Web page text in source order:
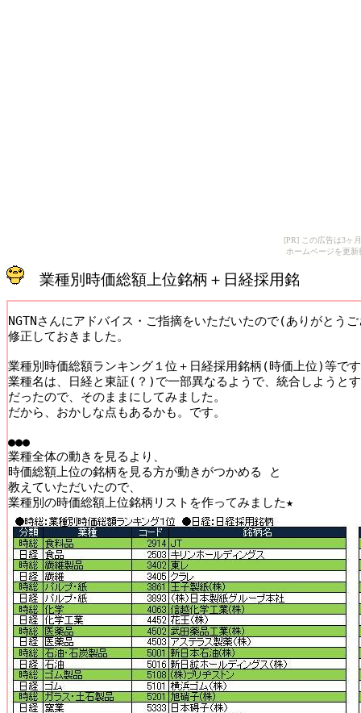
[PR] この広告は3ヶ
ホームページを更
業種別時価総額上位銘柄＋日経採用銘
NGTNさんにアドバイス・ご指摘をいただいたので(ありがとう
修正しておきました。
業種別時価総額ランキング１位＋日経採用銘柄(時価上位)等で
業種名は、日経と東証(？)で一部異なるようで、統合しようと
だったので、そのままにしてみました。
だから、おかしな点もあるかも。です。
●●●
業種全体の動きを見るより、
時価総額上位の銘柄を見る方が動きがつかめる と
教えていただいたので、